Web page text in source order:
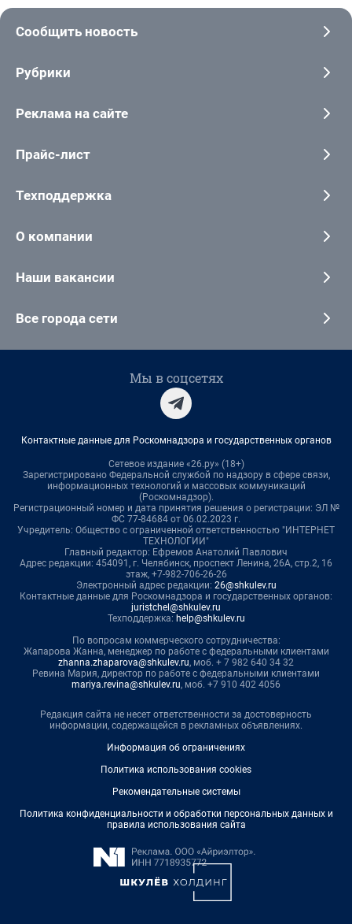
Сообщить новость
Рубрики
Реклама на сайте
Прайс-лист
Техподдержка
О компании
Наши вакансии
Все города сети
Мы в соцсетях
Контактные данные для Роскомнадзора и государственных органов
Сетевое издание «26.ру» (18+)
Зарегистрировано Федеральной службой по надзору в сфере связи,
информационных технологий и массовых коммуникаций
(Роскомнадзор).
Регистрационный номер и дата принятия решения о регистрации: ЭЛ №
ФС 77-84684 от 06.02.2023 г.
Учредитель: Общество с ограниченной ответственностью "ИНТЕРНЕТ
ТЕХНОЛОГИИ"
Главный редактор: Ефремов Анатолий Павлович
Адрес редакции: 454091, г. Челябинск, проспект Ленина, 26А, стр.2, 16
этаж, +7-982-706-26-26
Электронный адрес редакции: 26@shkulev.ru
Контактные данные для Роскомнадзора и государственных органов:
juristchel@shkulev.ru
Техподдержка: help@shkulev.ru
По вопросам коммерческого сотрудничества:
Жапарова Жанна, менеджер по работе с федеральными клиентами
zhanna.zhaparova@shkulev.ru, моб. + 7 982 640 34 32
Ревина Мария, директор по работе с федеральными клиентами
mariya.revina@shkulev.ru, моб. +7 910 402 4056
Редакция сайта не несет ответственности за достоверность
информации, содержащейся в рекламных объявлениях.
Информация об ограничениях
Политика использования cookies
Рекомендательные системы
Политика конфиденциальности и обработки персональных данных и
правила использования сайта